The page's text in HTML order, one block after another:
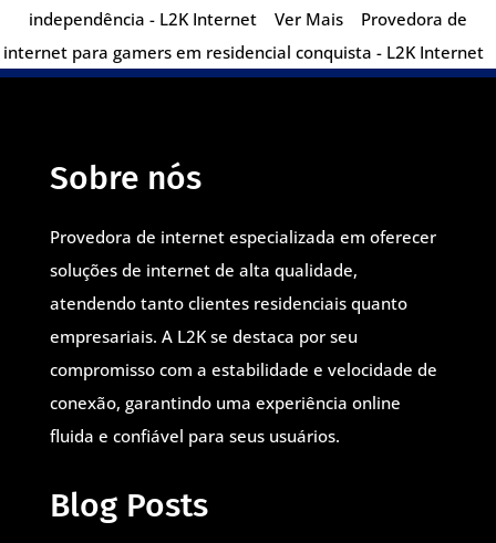
independência - L2K Internet
Ver Mais
Provedora de
internet para gamers em residencial conquista - L2K Internet
Sobre nós
Provedora de internet especializada em oferecer
soluções de internet de alta qualidade,
atendendo tanto clientes residenciais quanto
empresariais. A L2K se destaca por seu
compromisso com a estabilidade e velocidade de
conexão, garantindo uma experiência online
fluida e confiável para seus usuários.
Blog Posts